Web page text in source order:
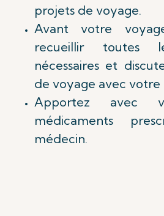
projets de voyage.
Avant votre
recueillir toutes
nécessaires et
de voyage avec votre
Apportez avec
médicaments
médecin.